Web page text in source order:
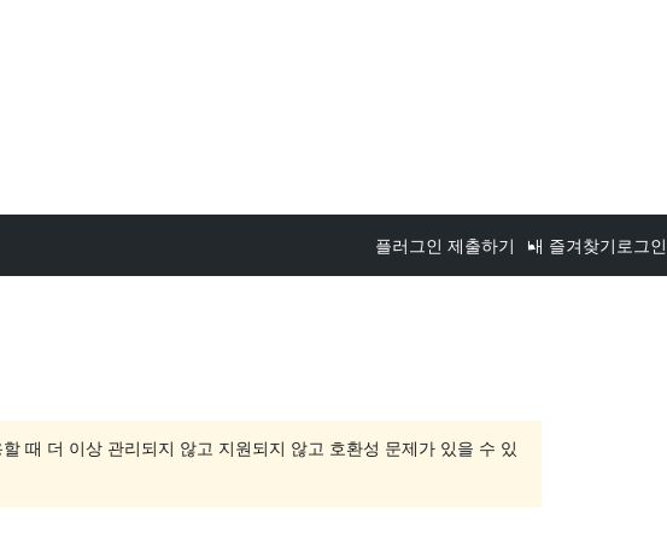
플러그인 제출하기 내 즐겨찾기 로그인
때 더 이상 관리되지 않고 지원되지 않고 호환성 문제가 있을 수 있